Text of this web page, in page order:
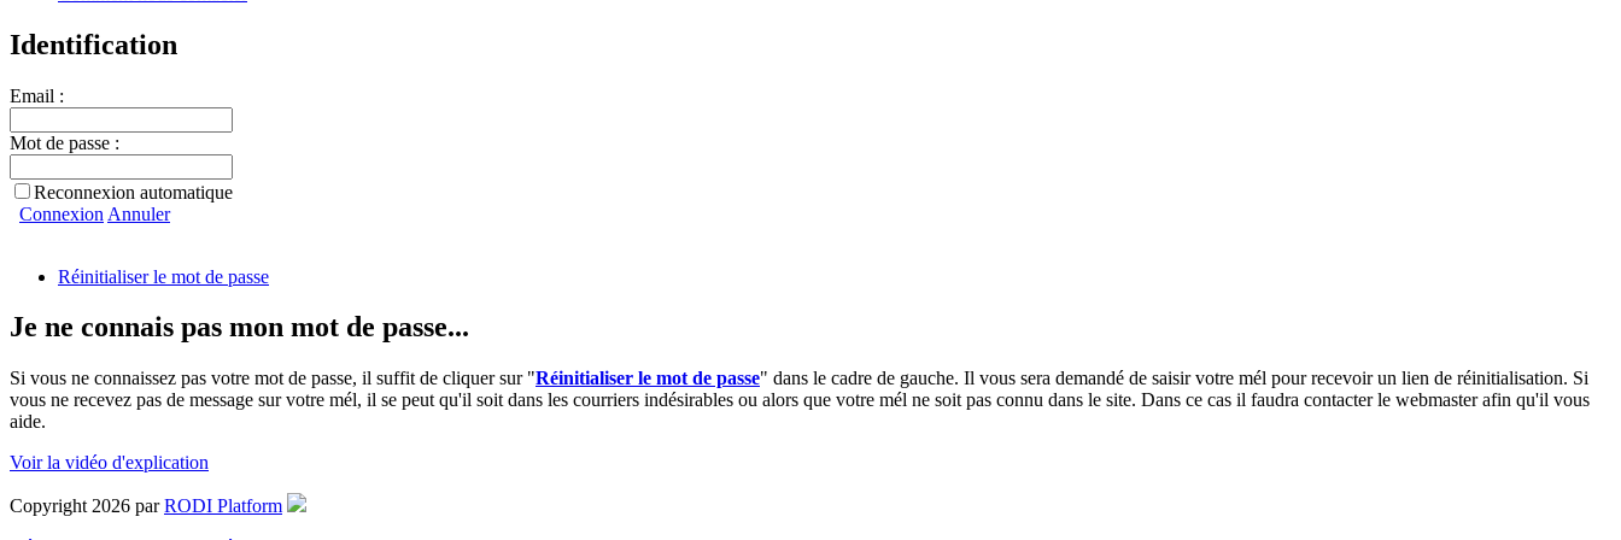
Identification
Email :
Mot de passe :
Reconnexion automatique
Connexion Annuler
Réinitialiser le mot de passe
Je ne connais pas mon mot de passe...
Si vous ne connaissez pas votre mot de passe, il suffit de cliquer sur "Réinitialiser le mot de passe" dans le cadre de gauche. Il vous sera demandé de saisir votre mél pour recevoir un lien de réinitialisation. Si
vous ne recevez pas de message sur votre mél, il se peut qu'il soit dans les courriers indésirables ou alors que votre mél ne soit pas connu dans le site. Dans ce cas il faudra contacter le webmaster afin qu'il vous
aide.
Voir la vidéo d'explication
Copyright 2026 parRODI Platform